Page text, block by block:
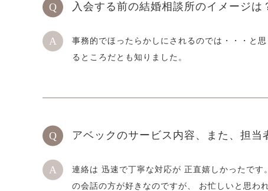
入会する前の結婚相談所のイメージは
事務的でほったらかしにされるのでは・・・と
るところだとも知りました。
アベックのサービス内容、また、担当
連絡は 迅速で丁寧な対応が 正直嬉しかったで
の会話の方が好きなのですが、 お忙しいと思わ